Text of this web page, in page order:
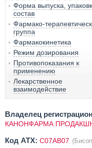
Форма выпуска,
состав
Фармако-
группа
Фармакокинетика
Режим дозирования
Противопоказания к
применению
Лекарственное
взаимодействие
Владелец
КАНОНФАРМА
Код ATX: C07AB07